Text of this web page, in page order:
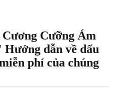
Cưỡng Ám
dẫn về dấu
phí của chúng